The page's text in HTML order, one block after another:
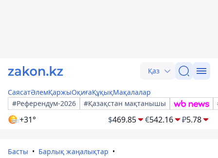
Қаз
СаясатӘлемҚаржыОқиғаҚұқықМақалалар
#Референдум-2026
#Қазақстан мақтанышы
+31° $469.85 €542.16 ₽5.78
Басты
Барлық жаңалықтар